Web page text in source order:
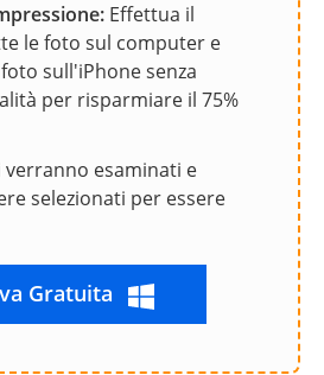
Effettua il
le foto sul computer e
sull'iPhone senza
per risparmiare il 75%
verranno esaminati e
selezionati per essere
Gratuita